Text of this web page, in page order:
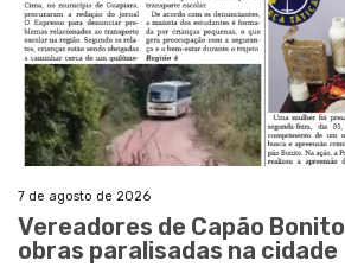
7 de agosto de 2026
Vereadores de Capão
obras paralisadas na cidade